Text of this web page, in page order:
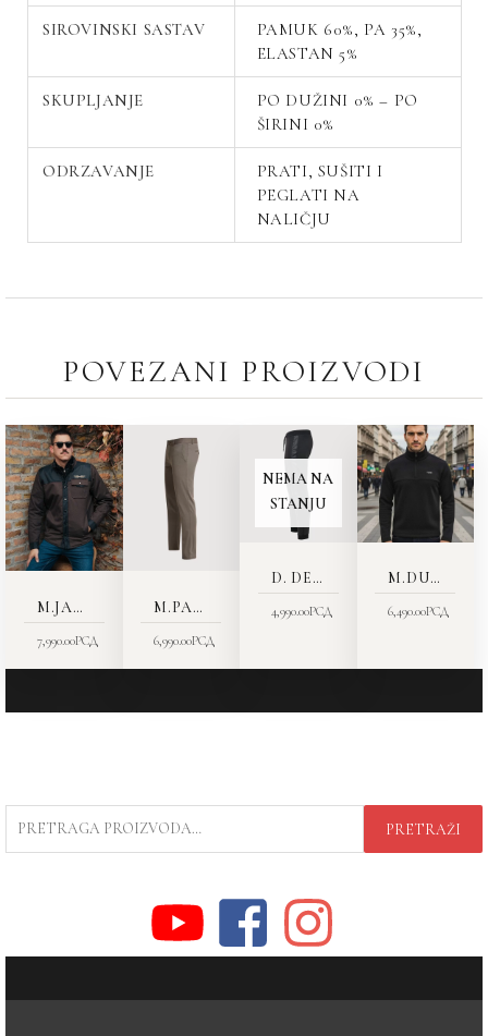
SIROVINSKI SASTAV
PAMUK 60%, PA 35%,
ELASTAN 5%
SKUPLJANJE
PO DUŽINI 0% – PO
ŠIRINI 0%
ODRZAVANJE
PRATI, SUŠITI I
PEGLATI NA
NALIČJU
POVEZANI PROIZVODI
M.JAKNA 5060-01
7,990.00РСД
M.PANTALONE *1804-22
6,990.00РСД
NEMA NA
STANJU
D. DEO TRENERKE 9117-06
4,990.00РСД
M.DUKS 8256
6,490.00РСД
ZA:
PRETRAŽI